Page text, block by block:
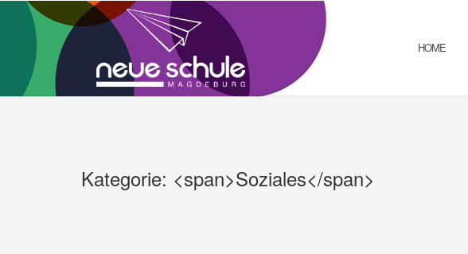
springen
HOME
Kategorie: <span>Soziales</span>